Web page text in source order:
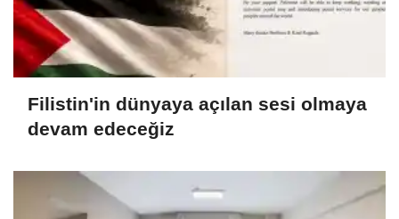
Filistin'in dünyaya açılan sesi olmaya
devam edeceğiz